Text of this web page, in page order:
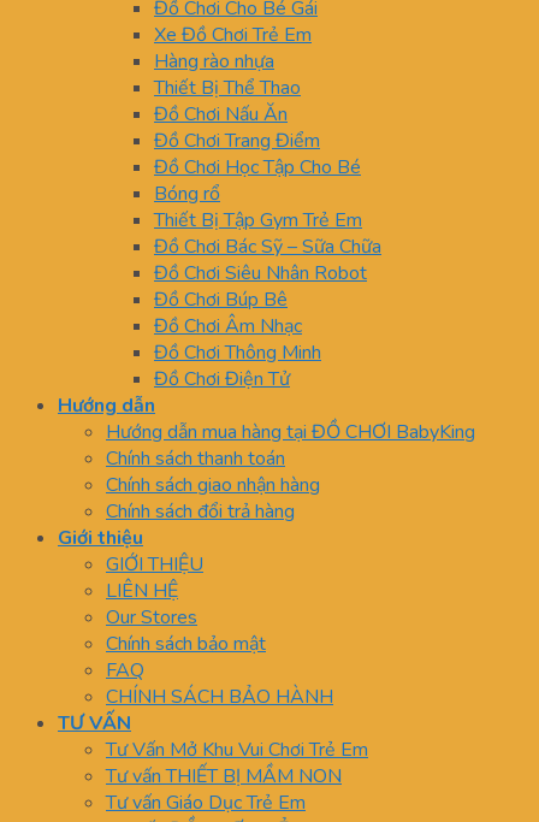
Đồ Chơi Cho Bé Gái
Xe Đồ Chơi Trẻ Em
Hàng rào nhựa
Thiết Bị Thể Thao
Đồ Chơi Nấu Ăn
Đồ Chơi Trang Điểm
Đồ Chơi Học Tập Cho Bé
Bóng rổ
Thiết Bị Tập Gym Trẻ Em
Đồ Chơi Bác Sỹ – Sữa Chữa
Đồ Chơi Siêu Nhân Robot
Đồ Chơi Búp Bê
Đồ Chơi Âm Nhạc
Đồ Chơi Thông Minh
Đồ Chơi Điện Tử
Hướng dẫn
Hướng dẫn mua hàng tại ĐỒ CHƠI BabyKing
Chính sách thanh toán
Chính sách giao nhận hàng
Chính sách đổi trả hàng
Giới thiệu
GIỚI THIỆU
LIÊN HỆ
Our Stores
Chính sách bảo mật
FAQ
CHÍNH SÁCH BẢO HÀNH
TƯ VẤN
Tư Vấn Mở Khu Vui Chơi Trẻ Em
Tư vấn THIẾT BỊ MẦM NON
Tư vấn Giáo Dục Trẻ Em